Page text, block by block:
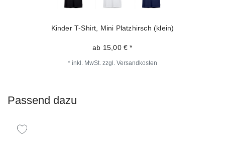
Kinder T-Shirt, Mini Platzhirsch (klein)
ab 15,00 € *
* inkl. MwSt. zzgl. Versandkosten
Passend dazu